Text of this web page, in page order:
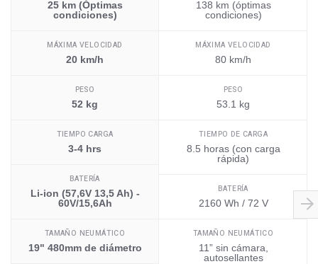
25 km (Óptimas
condiciones)
MÁXIMA VELOCIDAD
20 km/h
PESO
52 kg
TIEMPO CARGA
3-4 hrs
BATERÍA
Li-ion (57,6V 13,5 Ah) -
60V/15,6Ah
TAMAÑO NEUMÁTICO
19" 480mm de diámetro
138 km (óptimas
condiciones)
MÁXIMA VELOCIDAD
80 km/h
PESO
53.1 kg
TIEMPO DE CARGA
8.5 horas (con carga
rápida)
BATERÍA
2160 Wh / 72 V
TAMAÑO NEUMÁTICO
11” sin cámara,
autosellantes